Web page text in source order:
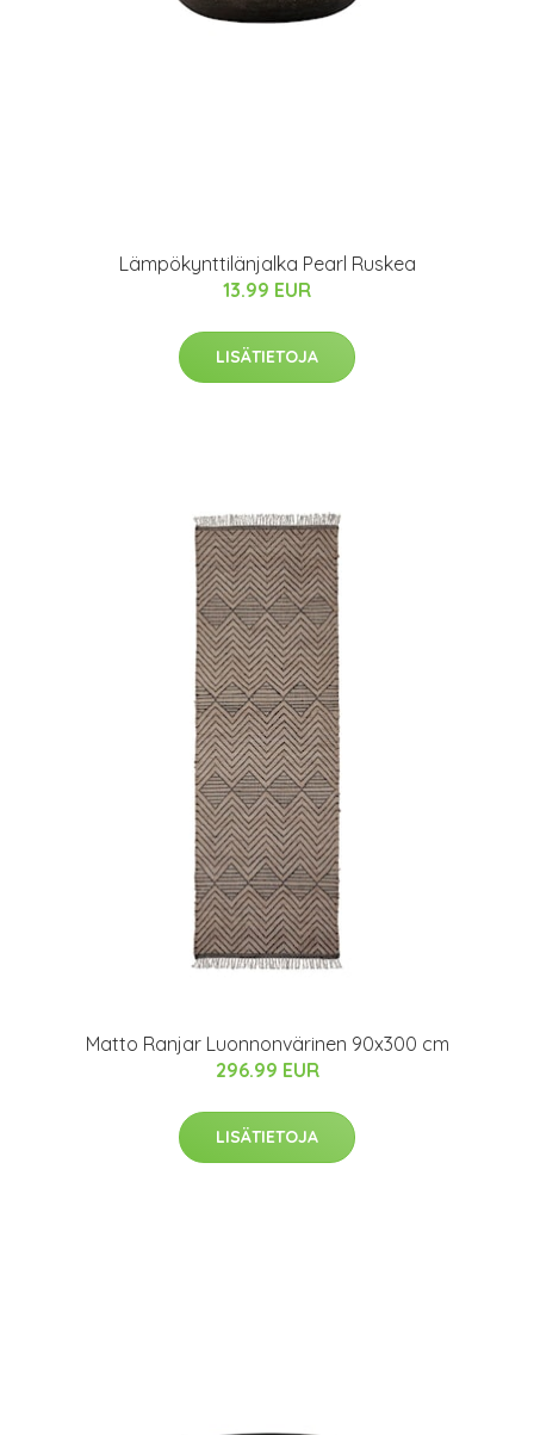
Lämpökynttilänjalka Pearl Ruskea
13.99 EUR
LISÄTIETOJA
Matto Ranjar Luonnonvärinen 90x300 cm
296.99 EUR
LISÄTIETOJA